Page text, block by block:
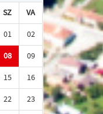
SZ
VA
01
02
08
09
15
16
22
23